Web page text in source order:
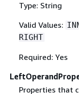
Type: String
Valid Values:
RIGHT
Required: Yes
Properties that